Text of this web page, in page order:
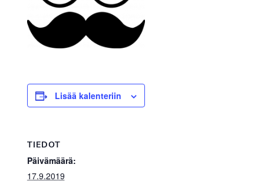
Lisää kalenteriin
TIEDOT
Päivämäärä:
17.9.2019